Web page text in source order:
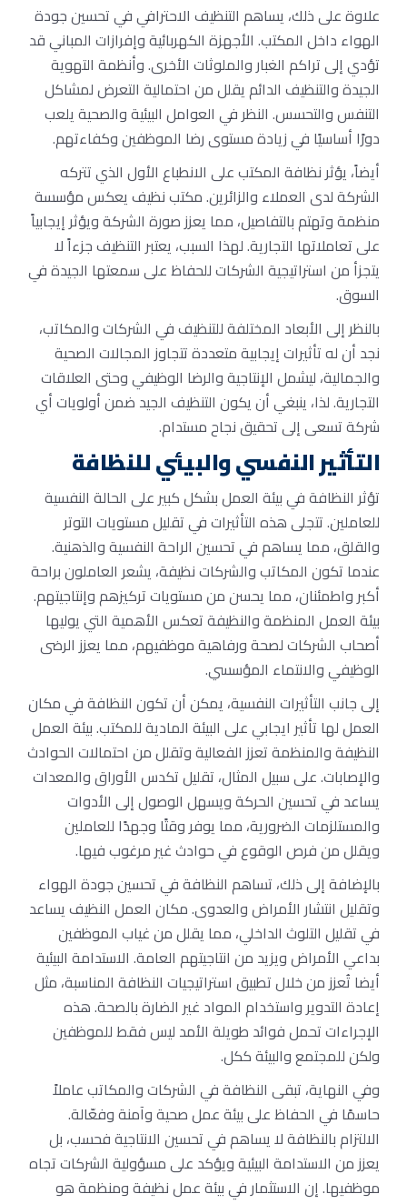
علاوة على ذلك، يساهم التنظيف الاحترافي في تحسين جودة
الهواء داخل المكتب. الأجهزة الكهربائية وإفرازات المباني قد
تؤدي إلى تراكم الغبار والملوثات الأخرى. وأنظمة التهوية
الجيدة والتنظيف الدائم يقلل من احتمالية التعرض لمشاكل
التنفس والتحسس. النظر في العوامل البيئية والصحية يلعب
دورًا أساسيًا في زيادة مستوى رضا الموظفين وكفاءتهم.
أيضاً، يؤثر نظافة المكتب على الانطباع الأول الذي تتركه
الشركة لدى العملاء والزائرين. مكتب نظيف يعكس مؤسسة
منظمة وتهتم بالتفاصيل، مما يعزز صورة الشركة ويؤثر إيجابياً
على تعاملاتها التجارية. لهذا السبب، يعتبر التنظيف جزءاً لا
يتجزأ من استراتيجية الشركات للحفاظ على سمعتها الجيدة في
السوق.
بالنظر إلى الأبعاد المختلفة للتنظيف في الشركات والمكاتب،
نجد أن له تأثيرات إيجابية متعددة تتجاوز المجالات الصحية
والجمالية، ليشمل الإنتاجية والرضا الوظيفي وحتى العلاقات
التجارية. لذا، ينبغي أن يكون التنظيف الجيد ضمن أولويات أي
شركة تسعى إلى تحقيق نجاح مستدام.
التأثير النفسي والبيئي للنظافة
تؤثر النظافة في بيئة العمل بشكل كبير على الحالة النفسية
للعاملين. تتجلى هذه التأثيرات في تقليل مستويات التوتر
والقلق، مما يساهم في تحسين الراحة النفسية والذهنية.
عندما تكون المكاتب والشركات نظيفة، يشعر العاملون براحة
أكبر واطمئنان، مما يحسن من مستويات تركيزهم وإنتاجيتهم.
بيئة العمل المنظمة والنظيفة تعكس الأهمية التي يوليها
أصحاب الشركات لصحة ورفاهية موظفيهم، مما يعزز الرضى
الوظيفي والانتماء المؤسسي.
إلى جانب التأثيرات النفسية، يمكن أن تكون النظافة في مكان
العمل لها تأثير ايجابي على البيئة المادية للمكتب. بيئة العمل
النظيفة والمنظمة تعزز الفعالية وتقلل من احتمالات الحوادث
والإصابات. على سبيل المثال، تقليل تكدس الأوراق والمعدات
يساعد في تحسين الحركة ويسهل الوصول إلى الأدوات
والمستلزمات الضرورية، مما يوفر وقتًا وجهدًا للعاملين
ويقلل من فرص الوقوع في حوادث غير مرغوب فيها.
بالإضافة إلى ذلك، تساهم النظافة في تحسين جودة الهواء
وتقليل انتشار الأمراض والعدوى. مكان العمل النظيف يساعد
في تقليل التلوث الداخلي، مما يقلل من غياب الموظفين
بداعي الأمراض ويزيد من انتاجيتهم العامة. الاستدامة البيئية
أيضا تُعزز من خلال تطبيق استراتيجيات النظافة المناسبة، مثل
إعادة التدوير واستخدام المواد غير الضارة بالصحة. هذه
الإجراءات تحمل فوائد طويلة الأمد ليس فقط للموظفين
ولكن للمجتمع والبيئة ككل.
وفي النهاية، تبقى النظافة في الشركات والمكاتب عاملاً
حاسمًا في الحفاظ على بيئة عمل صحية وآمنة وفعّالة.
الالتزام بالنظافة لا يساهم في تحسين الانتاجية فحسب، بل
يعزز من الاستدامة البيئية ويؤكد على مسؤولية الشركات تجاه
موظفيها. إن الاستثمار في بيئة عمل نظيفة ومنظمة هو